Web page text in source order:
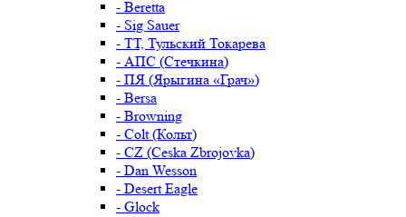
- Beretta
- Sig Sauer
- ТТ, Тульский Токарева
- АПС (Стечкина)
- ПЯ (Ярыгина «Грач»)
- Bersa
- Browning
- Colt (Кольт)
- CZ (Ceska Zbrojovka)
- Dan Wesson
- Desert Eagle
- Glock